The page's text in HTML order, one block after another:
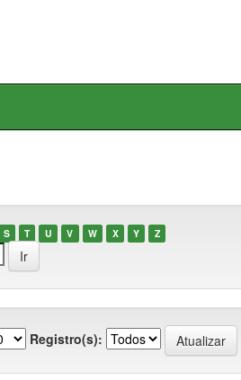
S T U V W X Y Z
Registro(s):